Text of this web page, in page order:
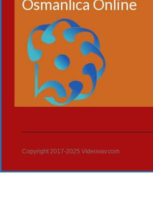
Osmanlıca Online
Copyright 2017-2025 Videovav.com